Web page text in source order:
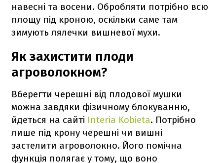
навесні та восени. Обробляти потрібно всю
площу під кроною, оскільки саме там
зимують лялечки вишневої мухи.
Як захистити плоди
агроволокном?
Вберегти черешні від плодової мушки
можна завдяки фізичному блокуванню,
йдеться на сайті Interia Kobieta. Потрібно
лише під крону черешні чи вишні
застелити агроволокно. Його помічна
функція полягає у тому, що воно